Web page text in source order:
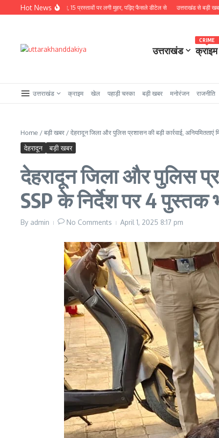
Skip to content
Hot News
कैबिनेट बैठक खत्म, 15 प्रस्तावों पर लगी मुहर, पढ़िए फैसले डीटेल से उत्तराखंड से बड़ी खबर : चुनावी
उत्तराखंड क्राइम
CRIME
उत्तराखंड क्राइम खेल पहाड़ी चस्का बड़ी खबर मनोरंजन राजनीति
Home /बड़ी खबर /देहरादून जिला और पुलिस प्रशासन की बड़ी कार्रवाई,
देहरादून बड़ी खबर
देहरादून जिला और पुलिस
SSP के निर्देश पर 4 पुस्तक
By admin No Comments April 1, 2025 8:17 pm